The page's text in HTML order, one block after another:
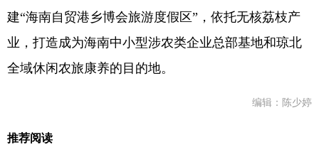
建“海南自贸港乡博会旅游度假区”，依托无核荔枝产
业，打造成为海南中小型涉农类企业总部基地和琼北
全域休闲农旅康养的目的地。
编辑：陈少婷
推荐阅读